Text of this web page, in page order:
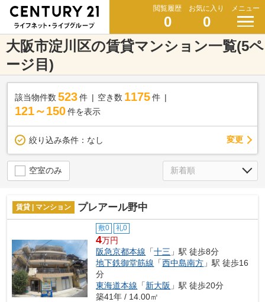
閲覧履歴
0
お気に入り
0
メニュー
大阪市淀川区の賃貸マンション一覧(5ペ
ージ目)
該当物件数 523件 空き数 1175 件
121～150件を表示
絞り込み条件： なし 変更
空室のみ
賃貸 | マンション プレアール野中
敷0 礼0
4万円
阪急京都本線 「十三 」駅 徒歩8分
地下鉄御堂筋線 「西中島南方 」駅 徒歩16
分
東海道本線 「新大阪 」駅 徒歩20分
築41年 / 14.00㎡